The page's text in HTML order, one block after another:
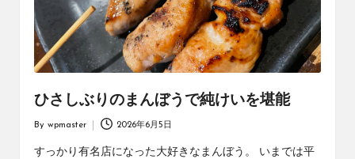
ひさしぶりのまんぼうで純けいを堪能
Posted
by
By wpmaster 2026年6月5日
すっかり有名店になった大好きなまんぼう。 いまでは平